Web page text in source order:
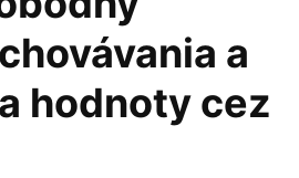
a
hodnoty cez